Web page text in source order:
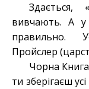
вивчають. А у
правильно.
Пройслер
Чорна
ти зберігаєш